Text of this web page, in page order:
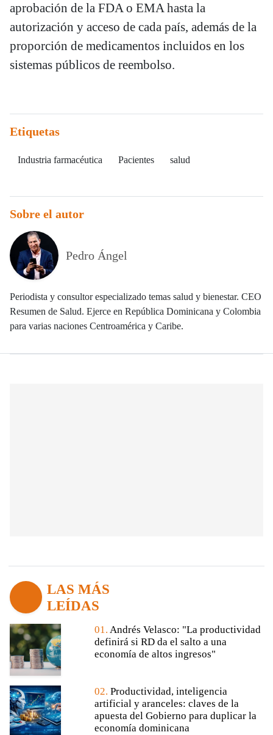
aprobación de la FDA o EMA hasta la
autorización y acceso de cada país, además de la
proporción de medicamentos incluidos en los
sistemas públicos de reembolso.
Etiquetas
Industria farmacéutica Pacientes salud
Sobre el autor
Pedro Ángel
Periodista y consultor especializado temas salud y bienestar. CEO
Resumen de Salud. Ejerce en República Dominicana y Colombia
para varias naciones Centroamérica y Caribe.
LAS MÁS
LEÍDAS
01. Andrés Velasco: "La productividad
definirá si RD da el salto a una
economía de altos ingresos"
02. Productividad, inteligencia
artificial y aranceles: claves de la
apuesta del Gobierno para duplicar la
economía dominicana